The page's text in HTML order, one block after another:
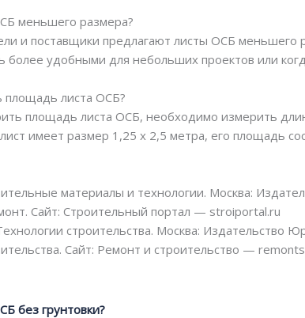
меньшего размера?
и поставщики предлагают листы ОСБ меньшего
более удобными для небольших проектов или
площадь листа ОСБ?
площадь листа ОСБ, необходимо измерить
имеет размер 1,25 х 2,5 метра, его площадь
материалы и технологии. Москва:
Сайт: Строительный портал — stroiportal.ru
строительства. Москва: Издательство
Сайт: Ремонт и строительство —
без грунтовки?